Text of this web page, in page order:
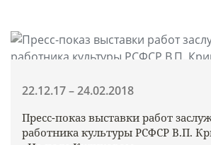
22.12.17 – 24.02.2018
Пресс-показ выставки работ
работника культуры РСФСР В.П.